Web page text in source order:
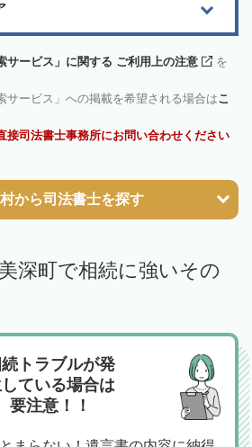
サービス」に関する ご利用上の注意
を
サービス」への掲載を希望される場合はこ
接司法書士事務所にお問い合わせください
から司法書士を探す
深町で相続に強いその
トラブルが発
ている場合は
要注意！！